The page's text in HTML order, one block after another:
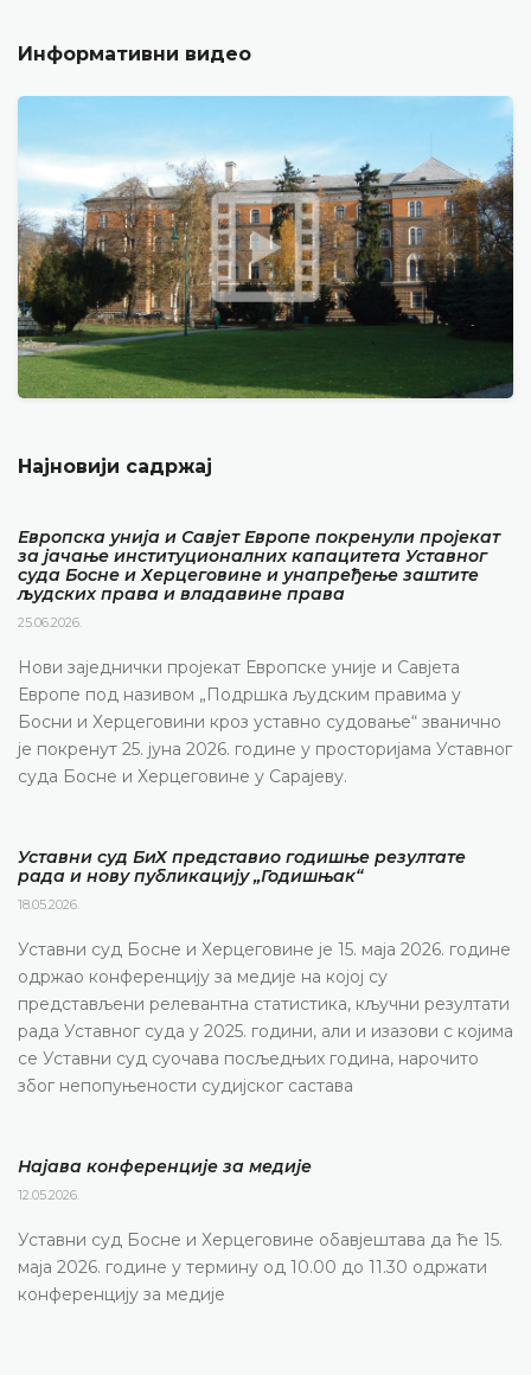
Информативни видео
Најновији садржај
Европска унија и Савјет Европе покренули пројекат
за јачање институционалних капацитета Уставног
суда Босне и Херцеговине и унапређење заштите
људских права и владавине права
25.06.2026.
Нови заједнички пројекат Европске уније и Савјета
Европе под називом „Подршка људским правима у
Босни и Херцеговини кроз уставно судовање“ званично
је покренут 25. јуна 2026. године у просторијама Уставног
суда Босне и Херцеговине у Сарајеву.
Уставни суд БиХ представио годишње резултате
рада и нову публикацију „Годишњак“
18.05.2026.
Уставни суд Босне и Херцеговине је 15. маја 2026. године
одржао конференцију за медије на којој су
представљени релевантна статистика, кључни резултати
рада Уставног суда у 2025. години, али и изазови с којима
се Уставни суд суочава посљедњих година, нарочито
због непопуњености судијског састава
Најава конференције за медије
12.05.2026.
Уставни суд Босне и Херцеговине обавјештава да ће 15.
маја 2026. године у термину од 10.00 до 11.30 одржати
конференцију за медије